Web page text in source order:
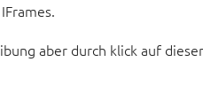
aber durch klick auf